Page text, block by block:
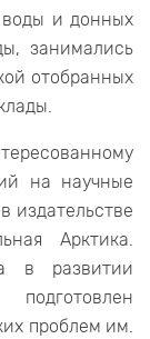
и донных
занимались
отобранных
на научные
издательстве
Арктика.
в развитии
проблем им.